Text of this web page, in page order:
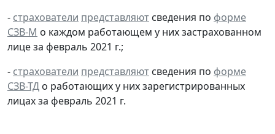
- страхователи представляют сведения по форме
СЗВ-М о каждом работающем у них застрахованном
лице за февраль 2021 г.;
- страхователи представляют сведения по форме
СЗВ-ТД о работающих у них зарегистрированных
лицах за февраль 2021 г.